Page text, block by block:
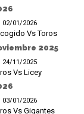
02/01/2026
Vs Toros
2025
24/11/2025
Vs Licey
03/01/2026
Vs Gigantes